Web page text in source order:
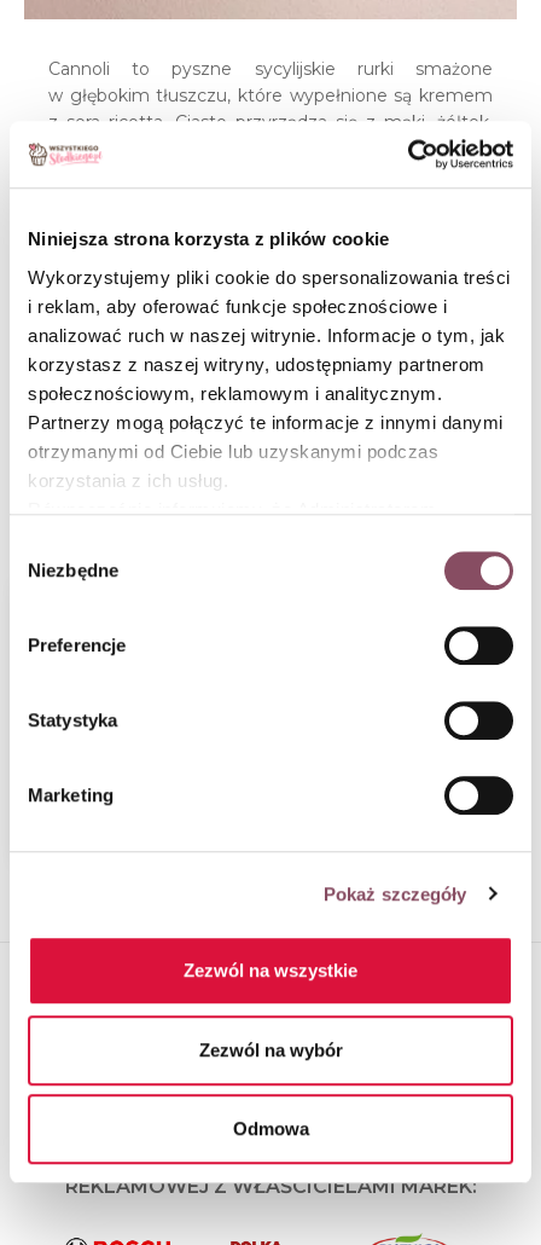
Niniejsza strona korzysta z plików cookie
Wykorzystujemy pliki cookie do spersonalizowania treści
i reklam, aby oferować funkcje społecznościowe i
analizować ruch w naszej witrynie. Informacje o tym, jak
korzystasz z naszej witryny, udostępniamy partnerom
społecznościowym, reklamowym i analitycznym.
Partnerzy mogą połączyć te informacje z innymi danymi
otrzymanymi od Ciebie lub uzyskanymi podczas
korzystania z ich usług.
Gdańsk (80-339) adres: Dickmana 14/15 więcej
informacji o przetwarzaniu danych osobowych oraz
Polityce
prywatności.
zgody
Niezbędne
Preferencje
Statystyka
Marketing
Pokaż szczegóły
Zezwól na wszystkie
Zezwól na wybór
Odmowa
Cannoli to pyszne sycylijskie rurki smażone
w głębokim tłuszczu, które wypełnione są kremem
z sera ricotta. Ciasto przyrządza się z mąki, żółtek,
alkoholu, masła, cukru i soli. Chrupiące cannoli
posypywane są cukrem pudrem i ozdabiane
posiekaną czekoladą. Deser zjada się jak najszybciej
po przygotowaniu, tak by ciasto było jeszcze
chrupiące, a krem zimny.
Zobacz
Sprawdź przepisy
Spróbuj
Cannoli - sycylijskie
STRONIE STANOWIĄ AUTOPROMOCJĘ:
ORAZ POWSTAŁY W RAMACH WSPÓŁPRACY
REKLAMOWEJ Z WŁAŚCICIELAMI MAREK: